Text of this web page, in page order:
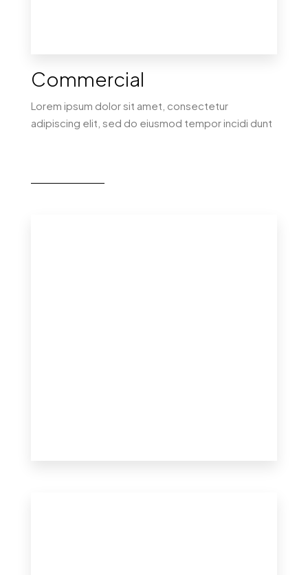
Commercial
Lorem ipsum dolor sit amet, consectetur
adipiscing elit, sed do eiusmod tempor incidi dunt